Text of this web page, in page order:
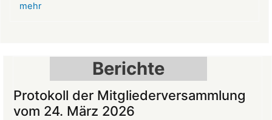
Landeck
mehr
Berichte
Protokoll der Mitgliederversammlung
vom 24. März 2026